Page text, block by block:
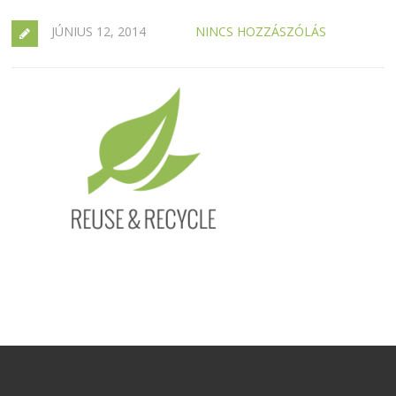
JÚNIUS 12, 2014 NINCS HOZZÁSZÓLÁS